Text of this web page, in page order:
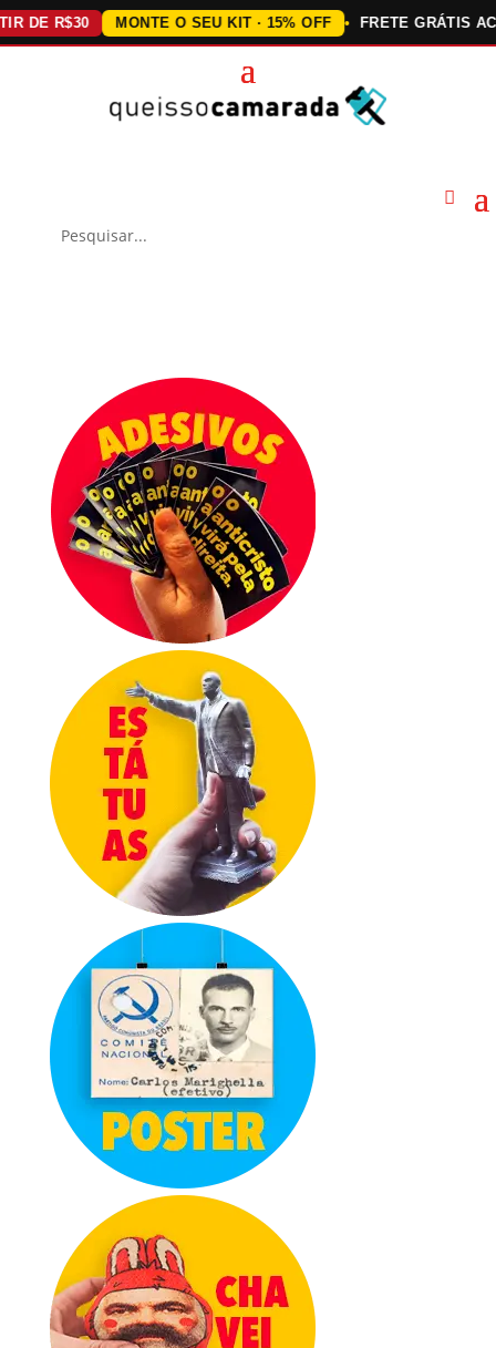
R$30 MONTE O SEU KIT · 15% OFF FRETE GRÁTIS ACIMA